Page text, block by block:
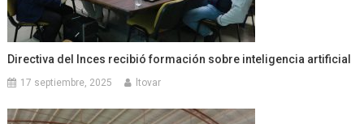
Directiva del Inces recibió formación sobre inteligencia artificial
17 septiembre, 2025 ltovar